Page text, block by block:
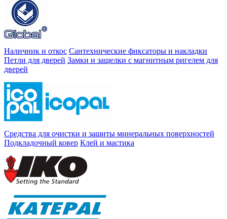
Наличник и откос Сантехнические фиксаторы и накладки
Петли для дверей Замки и защелки с магнитным ригелем для
дверей
Средства для очистки и защиты минеральных поверхностей
Подкладочный ковер Клей и мастика